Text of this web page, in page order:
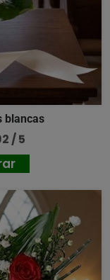
blancas
/ 5